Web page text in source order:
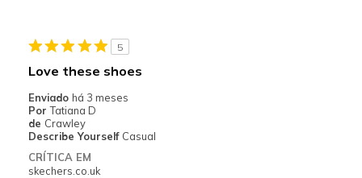
Casual Wear
Width
View On Shoes
5
Love these shoes
Enviado há 3 meses
Por Tatiana D
de Crawley
Describe Yourself Casual
CRÍTICA EM
skechers.co.uk